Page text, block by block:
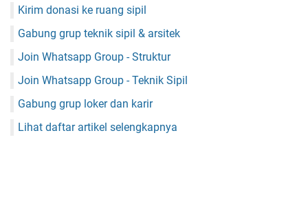
Kirim donasi ke ruang sipil
Gabung grup teknik sipil & arsitek
Join Whatsapp Group - Struktur
Join Whatsapp Group - Teknik Sipil
Gabung grup loker dan karir
Lihat daftar artikel selengkapnya